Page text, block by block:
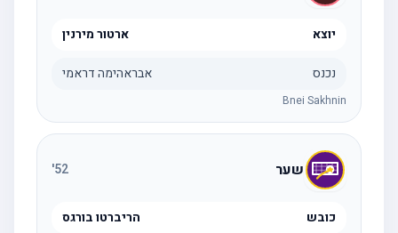
יוצא ארטור מירנין
נכנס אבראהימה דראמי
Bnei Sakhnin
שער 52
'
כובש הריברטו בורגס